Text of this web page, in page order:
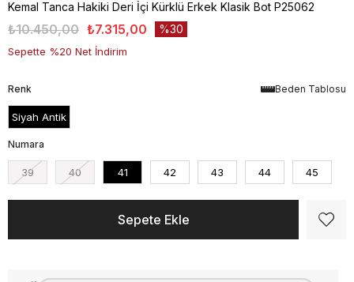
Kemal Tanca Hakiki Deri İçi Kürklü Erkek Klasik Bot P25062
₺10.450,00 ₺7.315,00 30
Sepette %20 Net İndirim
Beden Tablosu
Renk
Siyah Antik
Numara
39 40 41 42 43 44 45